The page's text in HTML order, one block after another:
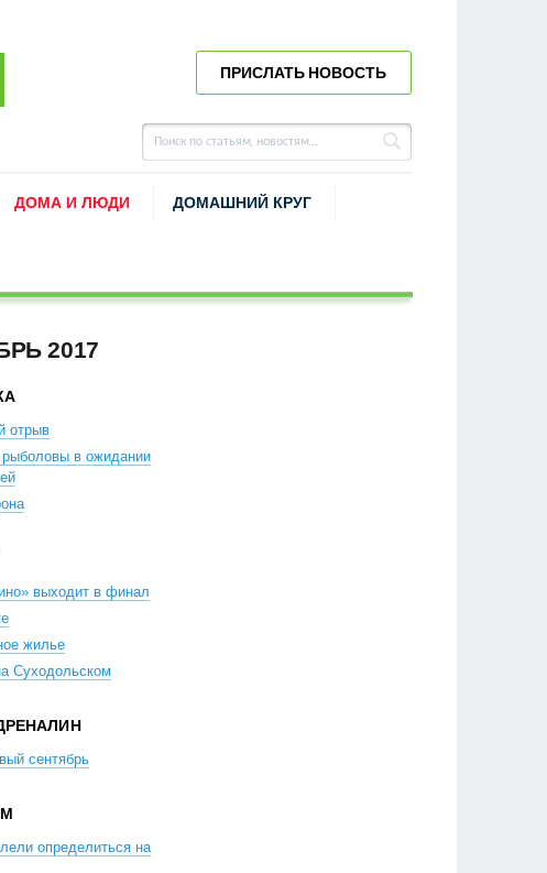
ПРИСЛАТЬ НОВОСТЬ
ДОМА И ЛЮДИ ДОМАШНИЙ КРУГ
2017
отрыв
в ожидании
выходит в финал
жилье
Суходольском
сентябрь
определиться на